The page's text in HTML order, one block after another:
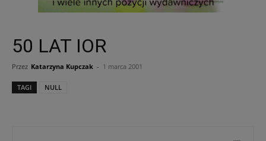
50 LAT IOR
Przez Katarzyna Kupczak - 1 marca 2001
TAGI NULL